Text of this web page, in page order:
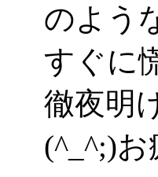
のよう
すぐに
徹夜明
(^_^;)